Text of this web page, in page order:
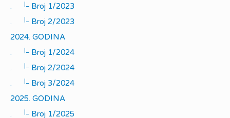
.
|_
Broj 1/2023
.
|_
Broj 2/2023
2024. GODINA
.
|_
Broj 1/2024
.
|_
Broj 2/2024
.
|_
Broj 3/2024
2025. GODINA
.
|_ Broj 1/2025